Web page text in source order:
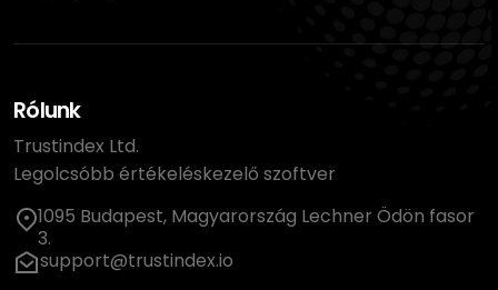
Rólunk
Trustindex Ltd.
Legolcsóbb értékeléskezelő szoftver
1095 Budapest, Magyarország Lechner Ödön fasor
3.
support@trustindex.io